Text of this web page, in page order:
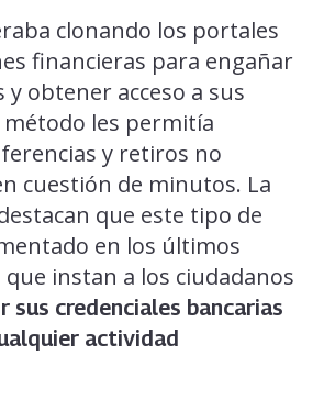
clonando los portales
financieras para engañar
y obtener acceso a sus
método les permitía
y retiros no
cuestión de minutos. La
que este tipo de
en los últimos
instan a los ciudadanos
sus credenciales bancarias
actividad